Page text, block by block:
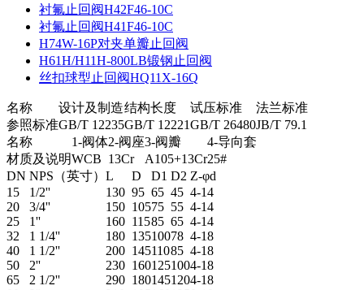
衬氟止回阀H42F46-10C
衬氟止回阀H41F46-10C
H74W-16P对夹单瓣止回阀
H61H/H11H-800LB锻钢止回阀
丝扣球型止回阀HQ11X-16Q
名称 设计及制造结构长度 试压标准
法兰标准
参照标准GB/T 12235GB/T 12221GB/T 26480JB/T 79.1
名称
1-阀体2-阀座3-阀瓣
4-导向套
材质及说明WCB 13Cr A105+13Cr25#
DN NPS（英寸） L D D1 D2 Z-φd
15
1/2'' 130 95 65 45 4-14
20
3/4'' 150 10575 55 4-14
25
1'' 160 11585 65 4-14
32
1 1/4'' 180 13510078 4-18
40
1 1/2'' 200 14511085 4-18
50
2'' 230 1601251004-18
65
2 1/2'' 290 1801451204-18